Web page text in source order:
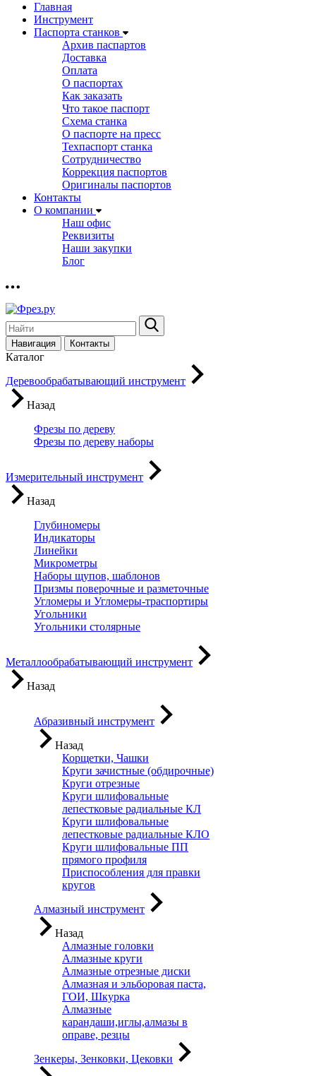
Главная
Инструмент
Паспорта станков
Архив паспартов
Доставка
Оплата
О паспортах
Как заказать
Что такое паспорт
Схема станка
О паспорте на пресс
Техпаспорт станка
Сотрудничество
Коррекция паспортов
Оригиналы паспортов
Контакты
О компании
Наш офис
Реквизиты
Наши закупки
Блог
Навигация Контакты
Каталог
Деревообрабатывающий инструмент
Назад
Фрезы по дереву
Фрезы по дереву наборы
Измерительный инструмент
Назад
Глубиномеры
Индикаторы
Линейки
Микрометры
Наборы щупов, шаблонов
Призмы поверочные и разметочные
Угломеры и Угломеры-траспортиры
Угольники
Угольники столярные
Металлообрабатывающий инструмент
Назад
Абразивный инструмент
Назад
Корщетки, Чашки
Круги зачистные (обдирочные)
Круги отрезные
Круги шлифовальные
лепестковые радиальные КЛ
Круги шлифовальные
лепестковые радиальные КЛО
Круги шлифовальные ПП
прямого профиля
Приспособления для правки
кругов
Алмазный инструмент
Назад
Алмазные головки
Алмазные круги
Алмазные отрезные диски
Алмазная и эльборовая паста,
ГОИ, Шкурка
Алмазные
карандаши,иглы,алмазы в
оправе, резцы
Зенкеры, Зенковки, Цековки